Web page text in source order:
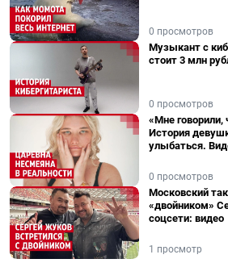
0 просмотров
Музыкант с
стоит 3 млн
0 просмотров
«Мне говорили,
История
улыбаться.
0 просмотров
Московский
«двойником»
соцсети: видео
1 просмотр